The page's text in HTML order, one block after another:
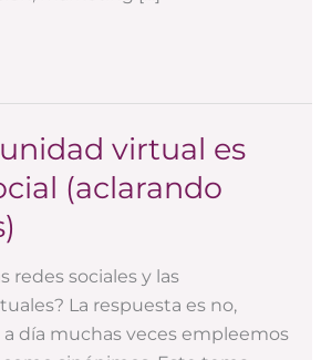
virtual es
(aclarando
redes sociales y las
La respuesta es no,
día muchas veces empleemos